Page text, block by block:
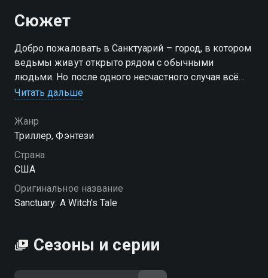
Сюжет
Добро пожаловать в Санктуарий – город, в котором
ведьмы живут открыто рядом с обычными
людьми. Но после одного несчастного случая всё
меняет
Посмотреть онлайн 1 сезон сериала Санктуарий:
История ведьмы вы можете совершенно бесплатно
в хорошем HD качестве на Смотрёшке
Читать дальше
Жанр
Триллер, Фэнтези
Страна
США
Оригинальное название
Sanctuary: A Witch's Tale
Сезоны и серии